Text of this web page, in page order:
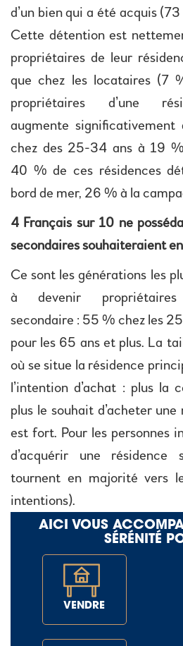
d’un bien qui a été acquis
Cette détention est
propriétaires de leur
que chez les locataires (7
propriétaires d’une
augmente
chez des 25-34 ans à 19
40 % de ces résidences
bord de mer, 26 % à la
4 Français sur 10 ne
secondaires souhaiteraient
Ce sont les générations les
à devenir propriétaires
secondaire : 55 % chez les
pour les 65 ans et plus. La
où se situe la résidence
l’intention d’achat : plus la
plus le souhait d’acheter
est fort. Pour les personnes
d’acquérir une résidence
tournent en majorité vers
intentions).
AICI VOUS
SÉRÉNITÉ
VENDRE